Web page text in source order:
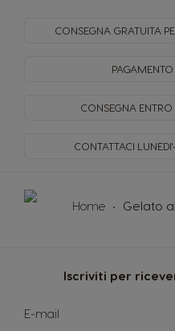
CONSEGNA GRATUITA
CONSEGNA ENTRO
CONTATTACI
Home Gelato
Iscriviti per
Iscriviti
alla
E-mail